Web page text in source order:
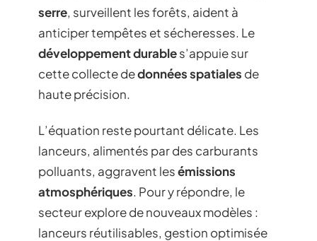
serre, surveillent les forêts, aident à
anticiper tempêtes et sécheresses. Le
développement durables’appuie sur
cette collecte dedonnées spatiales de
haute précision.
L’équation reste pourtant délicate. Les
lanceurs, alimentés par des carburants
polluants, aggravent lesémissions
atmosphériques. Pour y répondre, le
secteur explore de nouveaux modèles :
lanceurs réutilisables, gestion optimisée